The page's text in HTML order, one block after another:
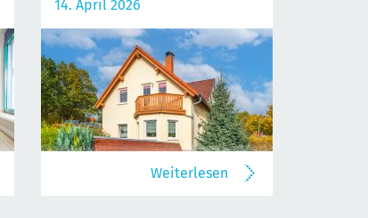
14. April 2026
Weiterlesen